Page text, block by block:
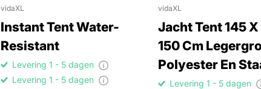
vidaXL
Instant Tent Water-
Resistant
Levering 1 - 5 dagen
Levering 1 - 5 dagen
vidaXL
Jacht Tent 145 X
150 Cm
Polyester En
Levering 1 - 5 dagen